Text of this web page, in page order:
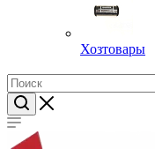
Хозтовары